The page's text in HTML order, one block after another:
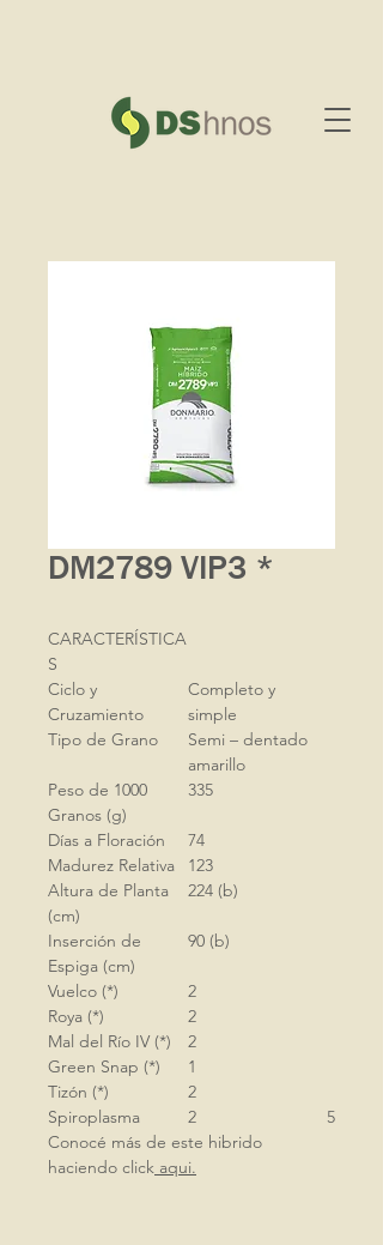
DM2789 VIP3 *
CARACTERÍSTICA
S
Ciclo y
Cruzamiento
Completo y
simple
Tipo de Grano
Semi – dentado
amarillo
Peso de 1000
Granos (g)
335
Días a Floración
74
Madurez Relativa
123
Altura de Planta
(cm)
224 (b)
Inserción de
Espiga (cm)
90 (b)
Vuelco (*)
2
Roya (*)
2
Mal del Río IV (*)
2
Green Snap (*)
1
Tizón (*)
2
Spiroplasma
2
5
Conocé más de este hibrido
haciendo click aqui.